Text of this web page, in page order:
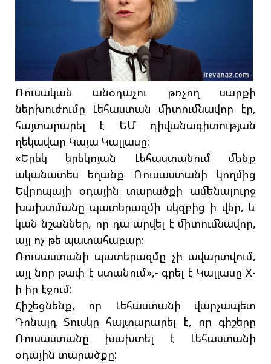
Ռուսական անօդաչու թռչող սարքի
ներխուժումը Լեհաստան միտումնավոր էր,
հայտարարել է ԵՄ դիվանագիտության
ղեկավար Կայա Կալլասը:
«Երեկ երեկոյան Լեհաստանում մենք
ականատես եղանք Ռուսաստանի կողմից
Եվրոպայի օդային տարածքի ամենալուրջ
խախտմանը պատերազմի սկզբից ի վեր, և
կան նշաններ, որ դա արվել է միտումնավոր,
այլ ոչ թե պատահաբար։
Ռուսաստանի պատերազմը չի ավարտվում,
այլ նոր թափ է ստանում»,- գրել է Կալլասը X-
ի իր էջում:
Հիշեցնենք, որ Լեհաստանի վարչապետ
Դոնալդ Տուսկը հայտարարել է, որ գիշերը
Ռուսաստանը խախտել է Լեհաստանի
օդային տարածքը: